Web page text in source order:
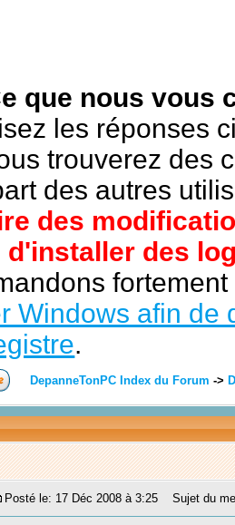
que nous vous
les réponses
trouverez des
des autres
des
d'installer des
Windows afin de
.
DepanneTonPC Index du Forum ->
Posté le: 17 Déc 2008 à 3:25 Sujet du